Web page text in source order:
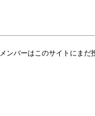
ンバーはこのサイトにまだ